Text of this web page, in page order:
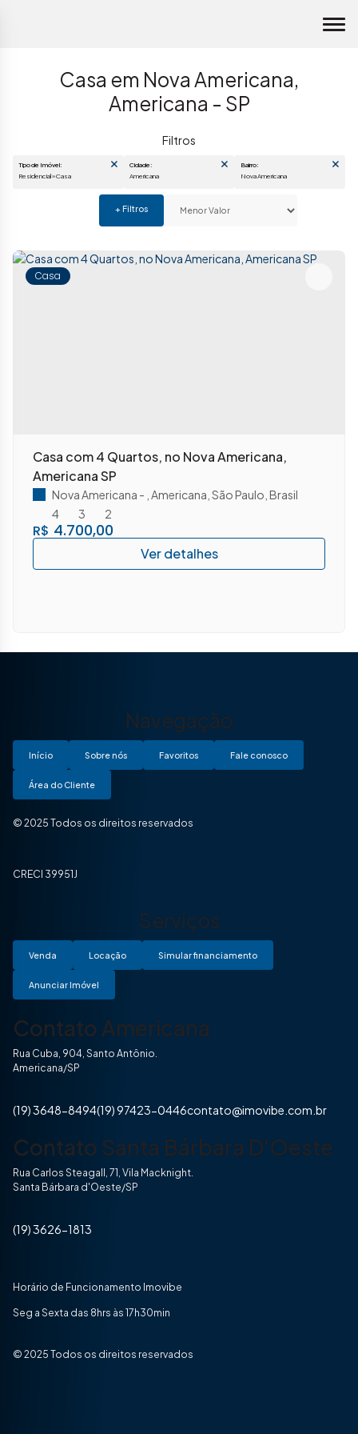
Casa em Nova Americana,
Americana - SP
Americana
Casa
Casa com 4 Quartos, no Nova Americana,
Americana SP
R$ 4.700,00
Nova Americana Americana São Paulo Brasil
4
3 2
Navegação
Início Sobre nós Favoritos Fale conosco
Área do Cliente
© 2025 Todos os direitos reservados
CRECI 39951J
Serviços
Venda Locação Simular financiamento
Anunciar Imóvel
Contato Americana
Rua Cuba, 904, Santo Antônio.
Americana/SP
(19) 3648-8494(19) 97423-0446contato@imovibe.com.br
Contato Santa Bárbara D'Oeste
Rua Carlos Steagall, 71, Vila Macknight.
Santa Bárbara d'Oeste/SP
(19) 3626-1813
Horário de Funcionamento Imovibe
Seg a Sexta das 8hrs às 17h30min
© 2025 Todos os direitos reservados